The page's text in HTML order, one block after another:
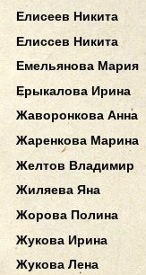
Елисеев Никита
Елиссев Никита
Емельянова Мария
Ерыкалова Ирина
Жаворонкова Анна
Жаренкова Марина
Желтов Владимир
Жиляева Яна
Жорова Полина
Жукова Ирина
Жукова Лена